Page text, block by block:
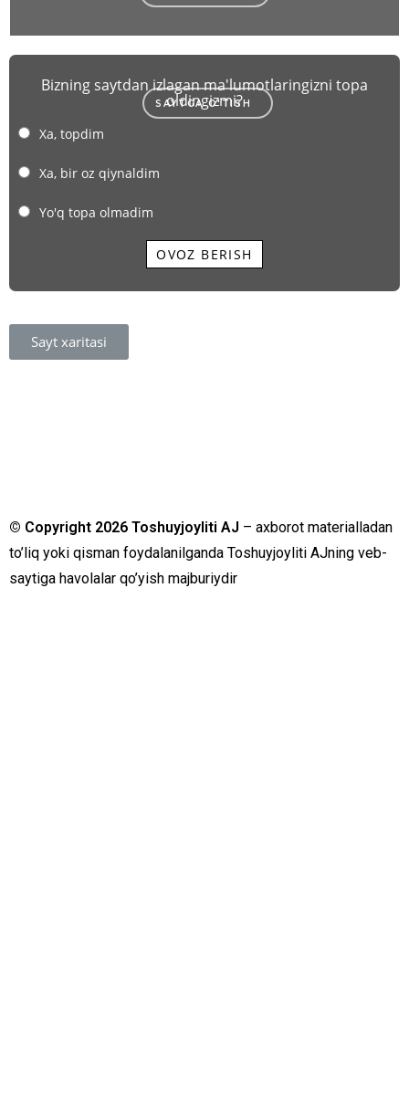
SAYTGA O'TISH
Bizning saytdan izlagan ma'lumotlaringizni topa
oldingizmi?
Xa, topdim
Xa, bir oz qiynaldim
Yo'q topa olmadim
OVOZ BERISH
Sayt xaritasi
© Copyright 2026 Toshuyjoyliti AJ – axborot materialladan
to’liq yoki qisman foydalanilganda Toshuyjoyliti AJning veb-
saytiga havolalar qo’yish majburiydir